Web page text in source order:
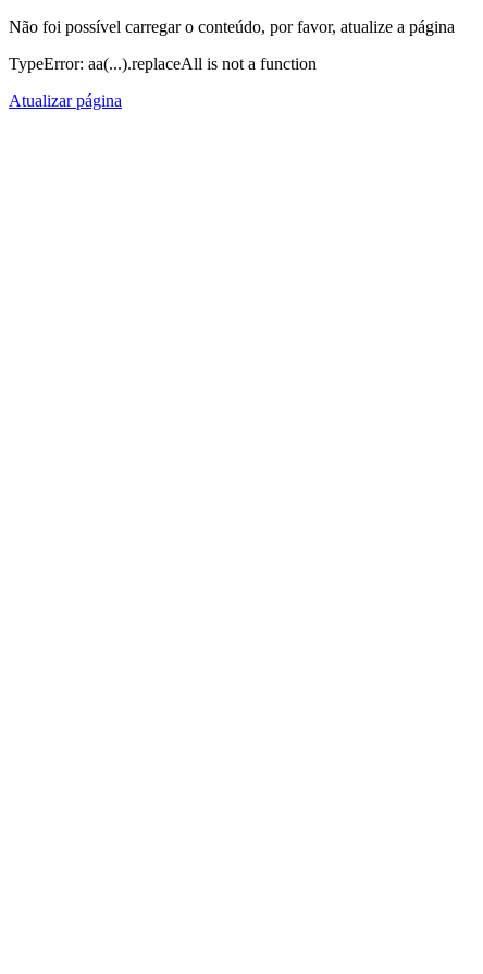
Não foi possível carregar o conteúdo, por favor, atualize a página
TypeError: aa(...).replaceAll is not a function
Atualizar página